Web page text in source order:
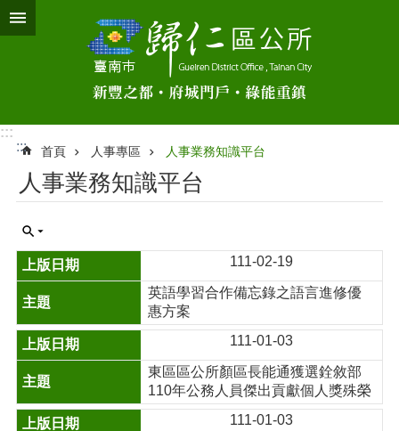
跳到主要內容區塊
:::
:::
首頁 人事專區 人事業務知識平台
人事業務知識平台
111-02-19
英語學習合作備忘錄之語言進修優
惠方案
111-01-03
東區區公所顏區長能通獲選銓敘部
110年公務人員傑出貢獻個人獎殊榮
111-01-03